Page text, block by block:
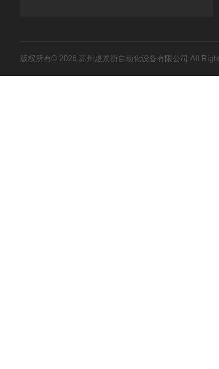
版权所有© 2026 苏州煜景衡自动化设备有限公司 All